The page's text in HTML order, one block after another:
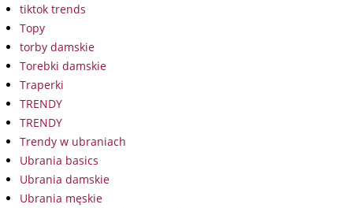
tiktok trends
Topy
torby damskie
Torebki damskie
Traperki
TRENDY
TRENDY
Trendy w ubraniach
Ubrania basics
Ubrania damskie
Ubrania męskie